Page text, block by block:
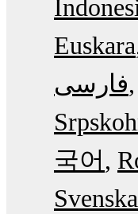
Euskara
فارسی
국어
Svenska